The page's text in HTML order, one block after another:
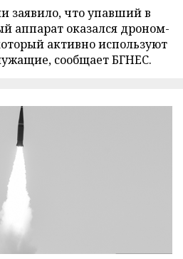
заявило, что упавший в
аппарат оказался дроном-
активно используют
сообщает БГНЕС.